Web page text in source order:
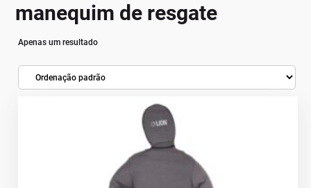
manequim de resgate
Apenas um resultado